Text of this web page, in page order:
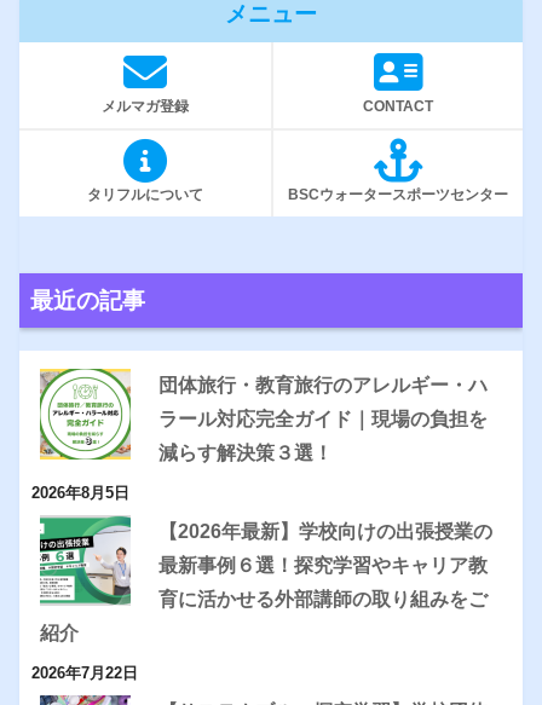
メニュー
メルマガ登録 CONTACT
タリフルについて BSCウォータースポーツセンター
最近の記事
団体旅行・教育旅行のアレルギー・ハ
ラール対応完全ガイド｜現場の負担を
減らす解決策３選！
2026年8月5日
【2026年最新】学校向けの出張授業の
最新事例６選！探究学習やキャリア教
育に活かせる外部講師の取り組みをご
紹介
2026年7月22日